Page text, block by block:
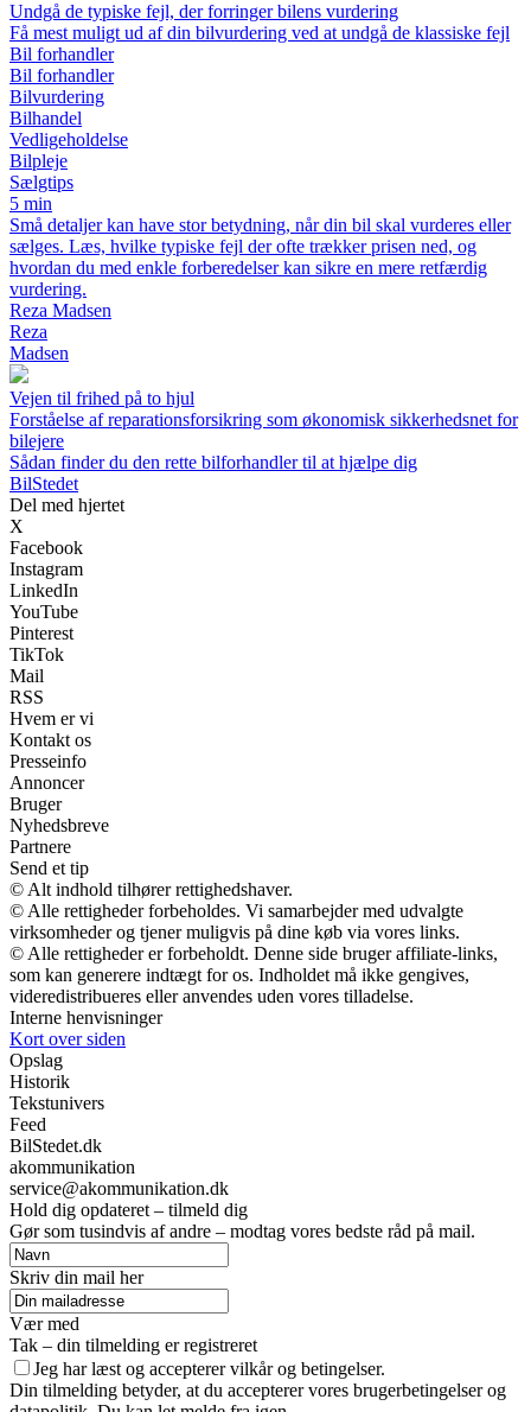
Undgå de typiske fejl, der forringer bilens vurdering
Få mest muligt ud af din bilvurdering ved at undgå de klassiske fejl
Bil forhandler
Bil forhandler
Bilvurdering
Bilhandel
Vedligeholdelse
Bilpleje
Sælgtips
5 min
Små detaljer kan have stor betydning, når din bil skal vurderes eller
sælges. Læs, hvilke typiske fejl der ofte trækker prisen ned, og
hvordan du med enkle forberedelser kan sikre en mere retfærdig
vurdering.
Reza Madsen
Reza
Madsen
Vejen til frihed på to hjul
Forståelse af reparationsforsikring som økonomisk sikkerhedsnet for
bilejere
Sådan finder du den rette bilforhandler til at hjælpe dig
BilStedet
Del med hjertet
X
Facebook
Instagram
LinkedIn
YouTube
Pinterest
TikTok
Mail
RSS
Hvem er vi
Kontakt os
Presseinfo
Annoncer
Bruger
Nyhedsbreve
Partnere
Send et tip
© Alt indhold tilhører rettighedshaver.
© Alle rettigheder forbeholdes. Vi samarbejder med udvalgte
virksomheder og tjener muligvis på dine køb via vores links.
© Alle rettigheder er forbeholdt. Denne side bruger affiliate-links,
som kan generere indtægt for os. Indholdet må ikke gengives,
videredistribueres eller anvendes uden vores tilladelse.
Interne henvisninger
Kort over siden
Opslag
Historik
Tekstunivers
Feed
BilStedet.dk
akommunikation
service@akommunikation.dk
Hold dig opdateret – tilmeld dig
Gør som tusindvis af andre – modtag vores bedste råd på mail.
Skriv din mail her
Vær med
Tak – din tilmelding er registreret
Jeg har læst og accepterer vilkår og betingelser.
Din tilmelding betyder, at du accepterer vores brugerbetingelser og